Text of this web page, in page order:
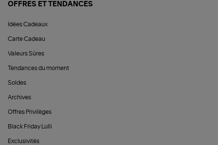
OFFRES ET TENDANCES
Idées Cadeaux
Carte Cadeau
Valeurs Sûres
Tendances du moment
Soldes
Archives
Offres Privilèges
Black Friday Lulli
Exclusivités